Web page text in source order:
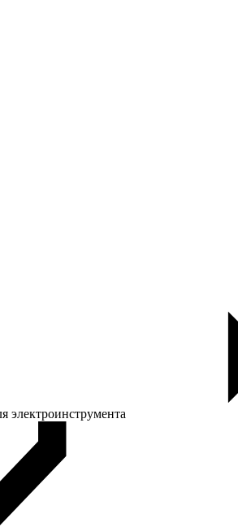
электроинструмента